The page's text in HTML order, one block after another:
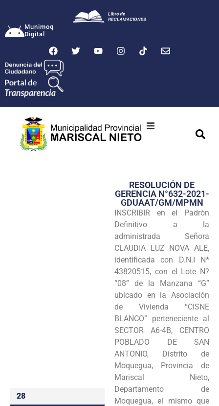
Munimoq
Digital
Transparencia
Seguridad
Programas
Intranet
28
RESOLUCIÓN DE
GERENCIA N°632-2021-
GDUAAT/GM/MPMN
INSCRIBIR en el Padrón
Definitivo a la
administrada Señora
CLAUDIA LUZ NOVA ALE,
identificada con D.N.I N*
43820515, con el Lote N?
“08” de la Manzana “G”
ubicado en la Asociación
de Vivienda “CISNE
BLANCO” perteneciente al
SECTOR A6-4B, CENTRO
POBLADO DE SAN
ANTONIO, Distrito de
Moquegua, Provincia de
Mariscal Nieto,
Departamento de
Moquegua, el mismo que